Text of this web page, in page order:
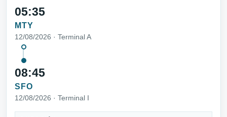
05:35
MTY
12/08/2026 · Terminal A
08:45
SFO
12/08/2026 · Terminal I